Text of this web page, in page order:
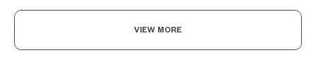
VIEW MORE